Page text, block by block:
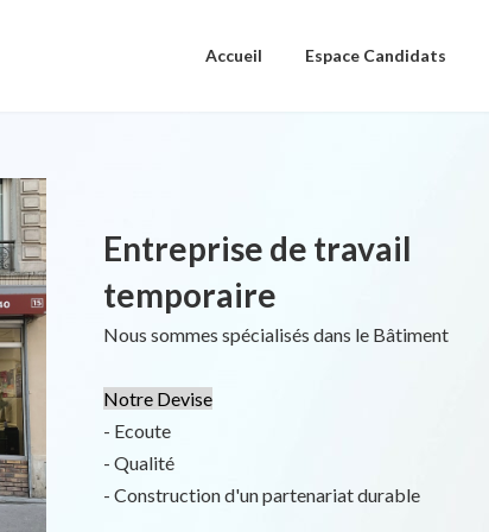
Accueil Espace Candidats
Entreprise de travail
temporaire
Nous sommes spécialisés dans le Bâtiment
Notre Devise
- Ecoute
- Qualité
- Construction d'un partenariat durable